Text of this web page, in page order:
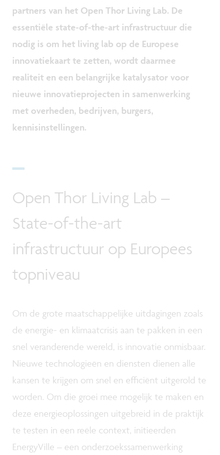
partners van het Open Thor Living Lab. De
essentiële state-of-the-art infrastructuur die
nodig is om het living lab op de Europese
innovatiekaart te zetten, wordt daarmee
realiteit en een belangrijke katalysator voor
nieuwe innovatieprojecten in samenwerking
met overheden, bedrijven, burgers,
kennisinstellingen.
Open Thor Living Lab –
State-of-the-art
infrastructuur op Europees
topniveau
Om de grote maatschappelijke uitdagingen zoals
de energie- en klimaatcrisis aan te pakken in een
snel veranderende wereld, is innovatie onmisbaar.
Nieuwe technologieën en diensten dienen alle
kansen te krijgen om snel en efficiënt uitgerold te
worden. Om die groei mee mogelijk te maken en
deze energieoplossingen uitgebreid in de praktijk
te testen in een reële context, initieerden
EnergyVille – een onderzoekssamenwerking